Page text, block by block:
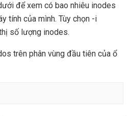
để xem có bao nhiêu inodes
tính của mình. Tùy chọn -i
số lượng inodes.
trên phân vùng đầu tiên của ổ